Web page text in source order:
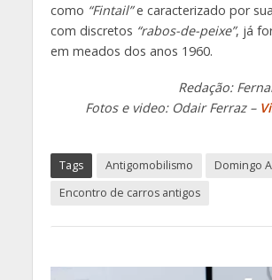
como “Fintail”e caracterizado por
com discretos “rabos-de-peixe”, já
em meados dos anos 1960.
Redação:
Fotos e video: Odair Ferraz –
Tags Antigomobilismo
Domingo
Encontro de carros antigos